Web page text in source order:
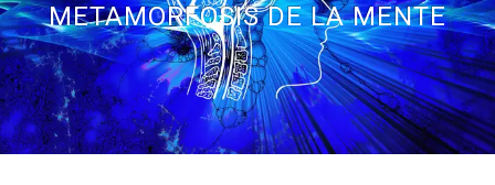
METAMORFOSIS DE LA MENTE